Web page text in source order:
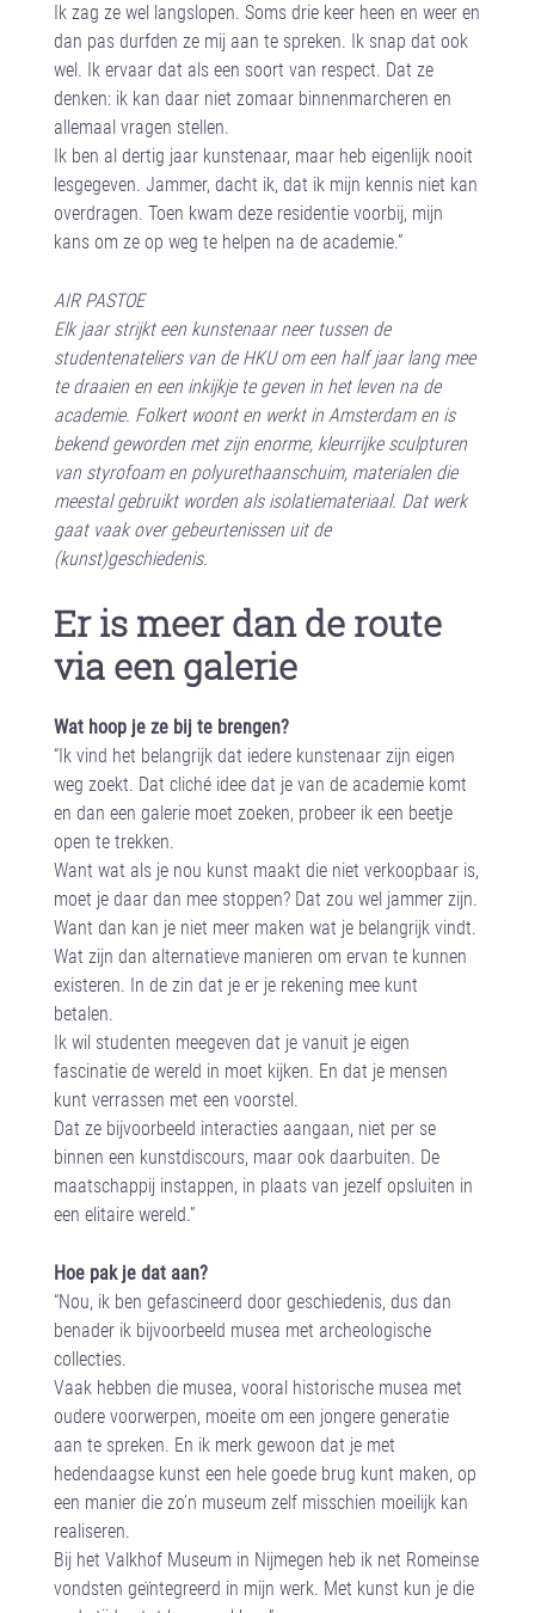
Ik zag ze wel langslopen. Soms drie keer heen en weer en
dan pas durfden ze mij aan te spreken. Ik snap dat ook
wel. Ik ervaar dat als een soort van respect. Dat ze
denken: ik kan daar niet zomaar binnenmarcheren en
allemaal vragen stellen.
Ik ben al dertig jaar kunstenaar, maar heb eigenlijk nooit
lesgegeven. Jammer, dacht ik, dat ik mijn kennis niet kan
overdragen. Toen kwam deze residentie voorbij, mijn
kans om ze op weg te helpen na de academie.”
AIR PASTOE
Elk jaar strijkt een kunstenaar neer tussen de
studentenateliers van de HKU om een half jaar lang mee
te draaien en een inkijkje te geven in het leven na de
academie. Folkert woont en werkt in Amsterdam en is
bekend geworden met zijn enorme, kleurrijke sculpturen
van styrofoam en polyurethaanschuim, materialen die
meestal gebruikt worden als isolatiemateriaal. Dat werk
gaat vaak over gebeurtenissen uit de
(kunst)geschiedenis.
Er is meer dan de route
via een galerie
Wat hoop je ze bij te brengen?
“Ik vind het belangrijk dat iedere kunstenaar zijn eigen
weg zoekt. Dat cliché idee dat je van de academie komt
en dan een galerie moet zoeken, probeer ik een beetje
open te trekken.
Want wat als je nou kunst maakt die niet verkoopbaar is,
moet je daar dan mee stoppen? Dat zou wel jammer zijn.
Want dan kan je niet meer maken wat je belangrijk vindt.
Wat zijn dan alternatieve manieren om ervan te kunnen
existeren. In de zin dat je er je rekening mee kunt
betalen.
Ik wil studenten meegeven dat je vanuit je eigen
fascinatie de wereld in moet kijken. En dat je mensen
kunt verrassen met een voorstel.
Dat ze bijvoorbeeld interacties aangaan, niet per se
binnen een kunstdiscours, maar ook daarbuiten. De
maatschappij instappen, in plaats van jezelf opsluiten in
een elitaire wereld.”
Hoe pak je dat aan?
“Nou, ik ben gefascineerd door geschiedenis, dus dan
benader ik bijvoorbeeld musea met archeologische
collecties.
Vaak hebben die musea, vooral historische musea met
oudere voorwerpen, moeite om een jongere generatie
aan te spreken. En ik merk gewoon dat je met
hedendaagse kunst een hele goede brug kunt maken, op
een manier die zo’n museum zelf misschien moeilijk kan
realiseren.
Bij het Valkhof Museum in Nijmegen heb ik net Romeinse
vondsten geïntegreerd in mijn werk. Met kunst kun je die